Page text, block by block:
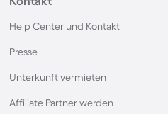
Ostsee
Help Center und Kontakt
Presse
Unterkunft vermieten
Affiliate Partner werden